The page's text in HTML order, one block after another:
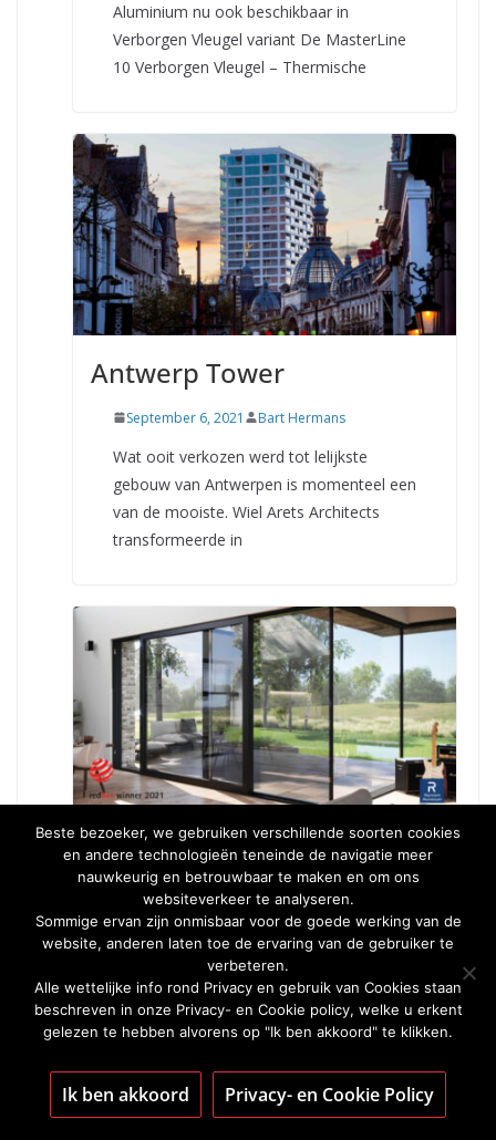
Aluminium nu ook beschikbaar in
Verborgen Vleugel variant De MasterLine
10 Verborgen Vleugel – Thermische
Antwerp Tower
September 6, 2021 Bart Hermans
Wat ooit verkozen werd tot lelijkste
gebouw van Antwerpen is momenteel een
van de mooiste. Wiel Arets Architects
transformeerde in
Reynaers Aluminium wint
de prestigieuze Red Dot
Award 2021 met
MasterPatio
July 1, 2021 Bart Hermans
Red Dot Award 2021 met MasterPatio
Dit jaar nam Reynaers Aluminium met
Beste bezoeker, we gebruiken verschillende soorten cookies
en andere technologieën teneinde de navigatie meer
nauwkeurig en betrouwbaar te maken en om ons
websiteverkeer te analyseren.
Sommige ervan zijn onmisbaar voor de goede werking van de
website, anderen laten toe de ervaring van de gebruiker te
verbeteren.
Alle wettelijke info rond Privacy en gebruik van Cookies staan
beschreven in onze Privacy- en Cookie policy, welke u erkent
gelezen te hebben alvorens op "Ik ben akkoord" te klikken.
Ik ben akkoord Privacy- en Cookie Policy